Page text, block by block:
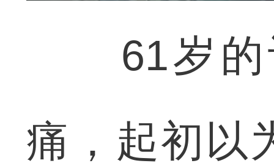
61岁的
痛，起初以